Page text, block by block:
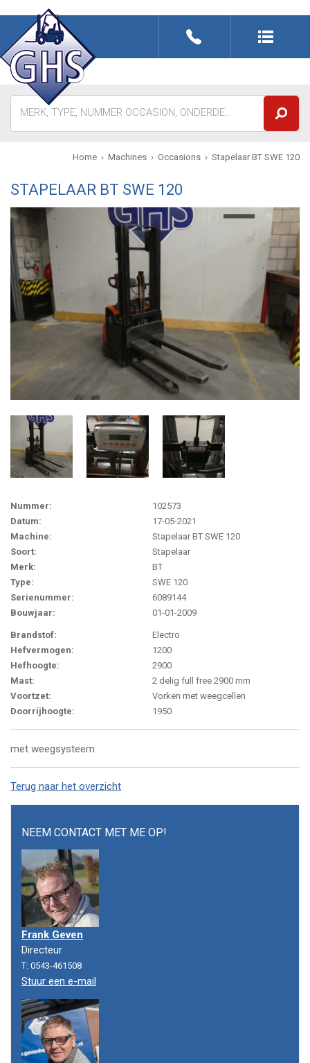
Sluiten
Home Machines Occasions Stapelaar BT SWE 120
STAPELAAR BT SWE 120
Nummer:
102573
Datum:
17-05-2021
Machine:
Stapelaar BT SWE 120
Soort:
Stapelaar
Merk:
BT
Type:
SWE 120
Serienummer:
6089144
Bouwjaar:
01-01-2009
Brandstof:
Electro
Hefvermogen:
1200
Hefhoogte:
2900
Mast:
2 delig full free 2900 mm
Voortzet:
Vorken met weegcellen
Doorrijhoogte:
1950
met weegsysteem
Terug naar het overzicht
NEEM CONTACT MET ME OP!
Frank Geven
Directeur
T: 0543-461508
Stuur een e-mail